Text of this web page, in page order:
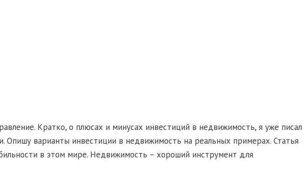
Кратко, о плюсах и минусах инвестиций в недвижимость, я уже писал
варианты инвестиции в недвижимость на реальных примерах. Статья
в этом мире. Недвижимость – хороший инструмент для